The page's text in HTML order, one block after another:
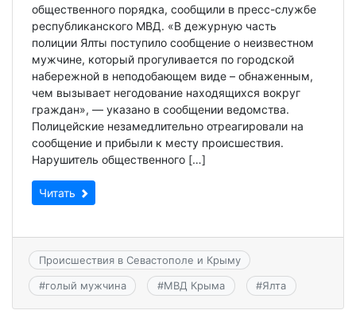
общественного порядка, сообщили в пресс-службе
республиканского МВД. «В дежурную часть
полиции Ялты поступило сообщение о неизвестном
мужчине, который прогуливается по городской
набережной в неподобающем виде – обнаженным,
чем вызывает негодование находящихся вокруг
граждан», — указано в сообщении ведомства.
Полицейские незамедлительно отреагировали на
сообщение и прибыли к месту происшествия.
Нарушитель общественного […]
Читать
Происшествия в Севастополе и Крыму
#голый мужчина #МВД Крыма #Ялта